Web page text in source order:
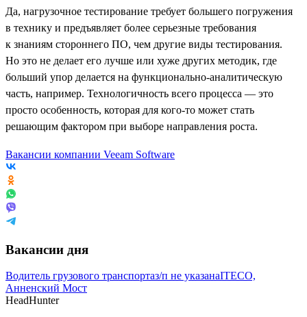
Да, нагрузочное тестирование требует большего погружения
в технику и предъявляет более серьезные требования
к знаниям стороннего ПО, чем другие виды тестирования.
Но это не делает его лучше или хуже других методик, где
больший упор делается на функционально-аналитическую
часть, например. Технологичность всего процесса — это
просто особенность, которая для кого-то может стать
решающим фактором при выборе направления роста.
Вакансии компании Veeam Software
Вакансии дня
Водитель грузового транспортаз/п не указанаITECO,
Анненский Мост
HeadHunter